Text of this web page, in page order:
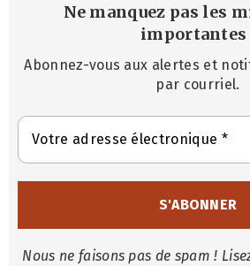
Ne manquez pas les
importantes
Abonnez-vous aux alertes et
par courriel.
Nous ne faisons pas de spam !